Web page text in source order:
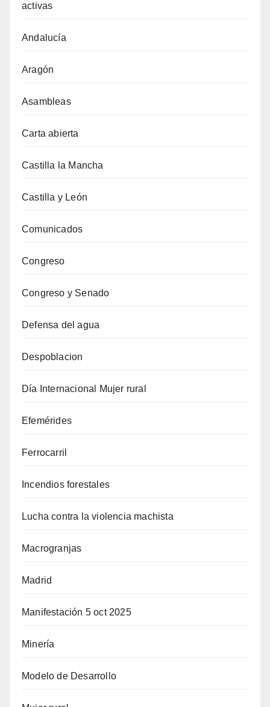
activas
Andalucía
Aragón
Asambleas
Carta abierta
Castilla la Mancha
Castilla y León
Comunicados
Congreso
Congreso y Senado
Defensa del agua
Despoblacion
Día Internacional Mujer rural
Efemérides
Ferrocarril
Incendios forestales
Lucha contra la violencia machista
Macrogranjas
Madrid
Manifestación 5 oct 2025
Minería
Modelo de Desarrollo